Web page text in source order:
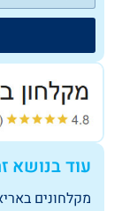
עוד בנושא זה:
מקלחונים באריאל